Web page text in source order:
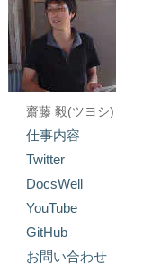
齋藤 毅(ツヨシ)
仕事内容
Twitter
DocsWell
YouTube
GitHub
お問い合わせ